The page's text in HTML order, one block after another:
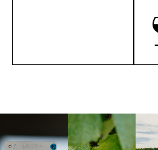
Langa, 1977 Borgogna,
Francia